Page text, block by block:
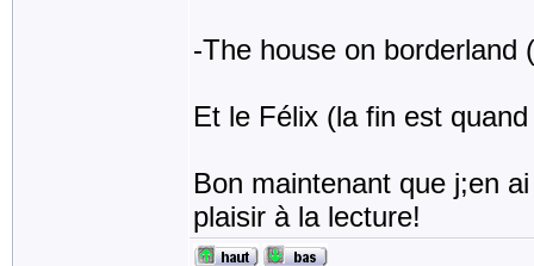
-The house on borderland
Et le Félix (la fin est
Bon maintenant que j;en
plaisir à la lecture!